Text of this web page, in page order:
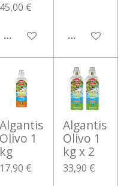
45,00 €
AGGIUNGI AL CARRELLO
AGGIUNGI
Algantis
Olivo 1
kg
17,90 €
Algantis
Olivo 1
kg x 2
33,90 €